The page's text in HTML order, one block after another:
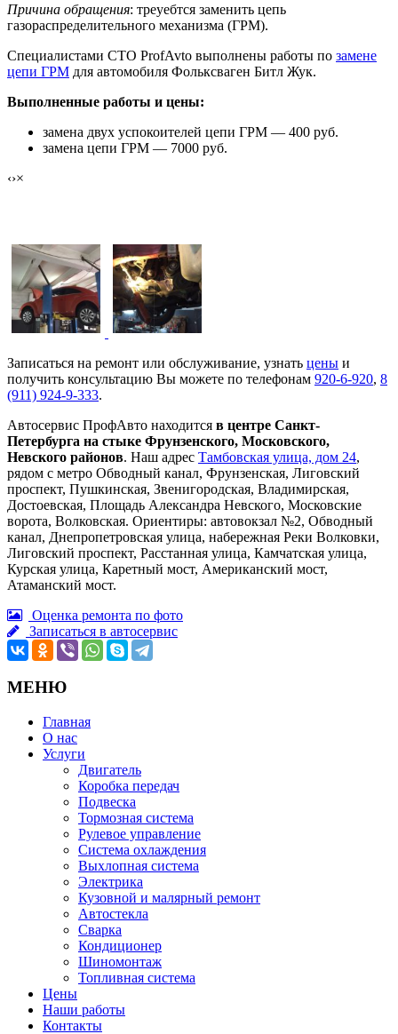
Причина обращения: треуебтся заменить цепь
газораспределительного механизма (ГРМ).
Специалистами СТО ProfAvto выполнены работы по замене
цепи ГРМ для автомобиля Фольксваген Битл Жук.
Выполненные работы и цены:
замена двух успокоителей цепи ГРМ — 400 руб.
замена цепи ГРМ — 7000 руб.
‹›×
Записаться на ремонт или обслуживание, узнать цены и
получить консультацию Вы можете по телефонам 920-6-920, 8
(911) 924-9-333.
Автосервис ПрофАвто находится в центре Санкт-
Петербурга на стыке Фрунзенского, Московского,
Невского районов. Наш адрес Тамбовская улица, дом 24,
рядом с метро Обводный канал, Фрунзенская, Лиговский
проспект, Пушкинская, Звенигородская, Владимирская,
Достоевская, Площадь Александра Невского, Московские
ворота, Волковская. Ориентиры: автовокзал №2, Обводный
канал, Днепропетровская улица, набережная Реки Волковки,
Лиговский проспект, Расстанная улица, Камчатская улица,
Курская улица, Каретный мост, Американский мост,
Атаманский мост.
Оценка ремонта по фото
Записаться в автосервис
МЕНЮ
Главная
О нас
Услуги
Двигатель
Коробка передач
Подвеска
Тормозная система
Рулевое управление
Система охлаждения
Выхлопная система
Электрика
Кузовной и малярный ремонт
Автостекла
Сварка
Кондиционер
Шиномонтаж
Топливная система
Цены
Наши работы
Контакты